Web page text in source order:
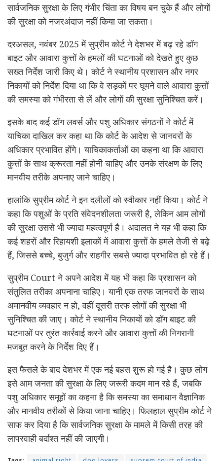
सार्वजनिक सुरक्षा के लिए गंभीर चिंता का विषय बन चुके हैं और लोगों
की सुरक्षा को नजरअंदाज नहीं किया जा सकता।
दरअसल, नवंबर 2025 में सुप्रीम कोर्ट ने देशभर में बढ़ रहे डॉग
बाइट और आवारा कुत्तों के हमलों की घटनाओं को देखते हुए कुछ
सख्त निर्देश जारी किए थे। कोर्ट ने स्थानीय प्रशासन और नगर
निकायों को निर्देश दिया था कि वे सड़कों पर घूमने वाले आवारा कुत्तों
की समस्या को गंभीरता से लें और लोगों की सुरक्षा सुनिश्चित करें।
इसके बाद कई डॉग लवर्स और पशु अधिकार संगठनों ने कोर्ट में
याचिका दाखिल कर कहा था कि कोर्ट के आदेश से जानवरों के
अधिकार प्रभावित होंगे। याचिकाकर्ताओं का कहना था कि आवारा
कुत्तों के साथ क्रूरता नहीं होनी चाहिए और उनके संरक्षण के लिए
मानवीय तरीके अपनाए जाने चाहिए।
हालांकि सुप्रीम कोर्ट ने इन दलीलों को स्वीकार नहीं किया। कोर्ट ने
कहा कि पशुओं के प्रति संवेदनशीलता जरूरी है, लेकिन आम लोगों
की सुरक्षा उससे भी ज्यादा महत्वपूर्ण है। अदालत ने यह भी कहा कि
कई शहरों और रिहायशी इलाकों में आवारा कुत्तों के हमले तेजी से बढ़े
हैं, जिससे बच्चे, बुजुर्ग और राहगीर सबसे ज्यादा प्रभावित हो रहे हैं।
सुप्रीम Court ने अपने आदेश में यह भी कहा कि प्रशासन को
संतुलित तरीका अपनाना चाहिए। यानी एक तरफ जानवरों के साथ
अमानवीय व्यवहार न हो, वहीं दूसरी तरफ लोगों की सुरक्षा भी
सुनिश्चित की जाए। कोर्ट ने स्थानीय निकायों को डॉग बाइट की
घटनाओं पर तुरंत कार्रवाई करने और आवारा कुत्तों की निगरानी
मजबूत करने के निर्देश दिए हैं।
इस फैसले के बाद देशभर में एक नई बहस शुरू हो गई है। कुछ लोग
इसे आम जनता की सुरक्षा के लिए जरूरी कदम मान रहे हैं, जबकि
पशु अधिकार समूहों का कहना है कि समस्या का समाधान वैज्ञानिक
और मानवीय तरीकों से किया जाना चाहिए। फिलहाल सुप्रीम कोर्ट ने
साफ कर दिया है कि सार्वजनिक सुरक्षा के मामले में किसी तरह की
लापरवाही बर्दाश्त नहीं की जाएगी।